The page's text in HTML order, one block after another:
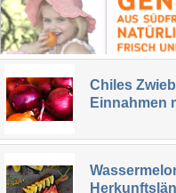
Chiles
Einnahmen